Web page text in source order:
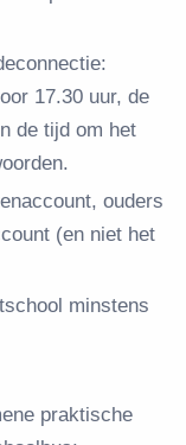
17.30 uur, de
de tijd om het
ouders
(en niet het
minstens
praktische